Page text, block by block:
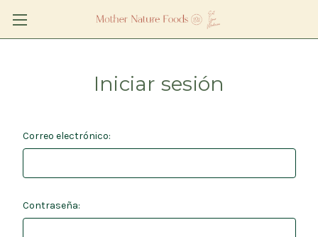
Iniciar sesión
Correo electrónico:
Contraseña: